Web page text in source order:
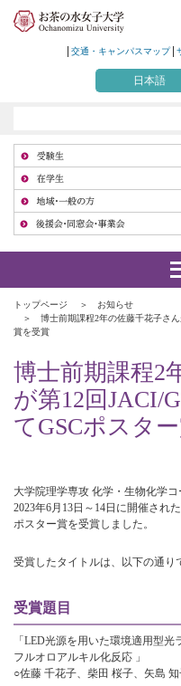
交通・キャンパスマップ
日本語
トップページ
お知らせ
博士前期課程2年の佐藤千花子さ
賞を受賞
博士前期課程2
が第12回JACI/
てGSCポスタ
大学院理学専攻 化学・生物化学
2023年6月13日～14日に開催され
ポスター賞を受賞しました。
受賞したタイトルは、以下の通り
受賞題目
「LED光源を用いた環境適用型
フルオロアルキル化反応 」
○佐藤 千花子、柴田 桜子、矢島